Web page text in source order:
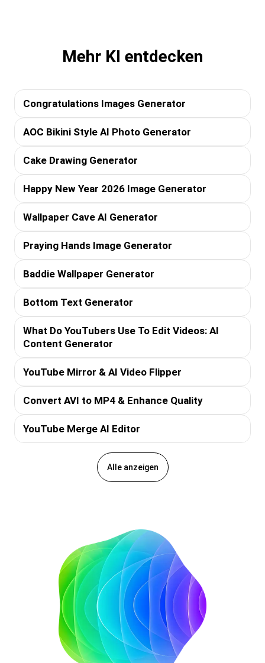
Mehr KI entdecken
Congratulations Images Generator
AOC Bikini Style AI Photo Generator
Cake Drawing Generator
Happy New Year 2026 Image Generator
Wallpaper Cave AI Generator
Praying Hands Image Generator
Baddie Wallpaper Generator
Bottom Text Generator
What Do YouTubers Use To Edit Videos: AI
Content Generator
YouTube Mirror & AI Video Flipper
Convert AVI to MP4 & Enhance Quality
YouTube Merge AI Editor
Alle anzeigen